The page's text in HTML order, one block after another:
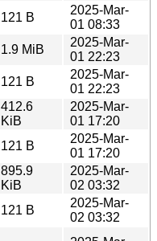
121 B
2025-Mar-
01 08:33
1.9 MiB
2025-Mar-
01 22:23
121 B
2025-Mar-
01 22:23
412.6
KiB
2025-Mar-
01 17:20
121 B
2025-Mar-
01 17:20
895.9
KiB
2025-Mar-
02 03:32
121 B
2025-Mar-
02 03:32